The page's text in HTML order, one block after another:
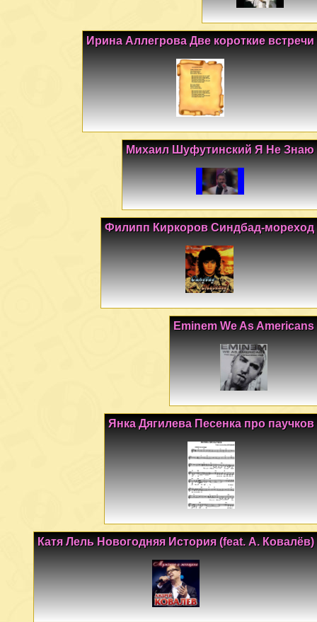
Ирина Аллегрова Две короткие встречи
Михаил Шуфутинский Я Не Знаю
Филипп Киркоров Синдбад-мореход
Eminem We As Americans
Янка Дягилева Песенка про паучков
Катя Лель Новогодняя История (feat. А. Ковалёв)